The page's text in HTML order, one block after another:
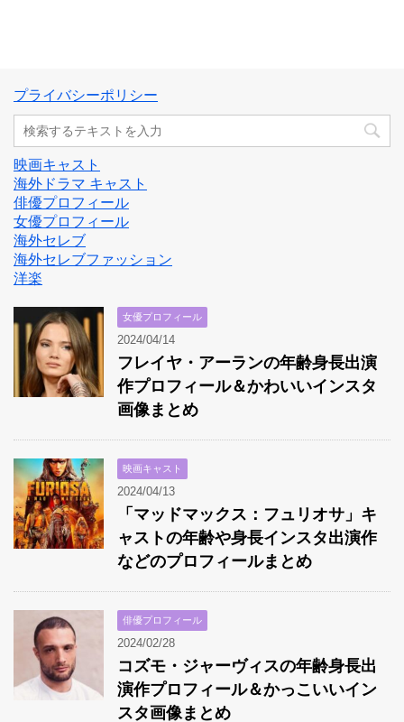
プライバシーポリシー
映画キャスト
海外ドラマ キャスト
俳優プロフィール
女優プロフィール
海外セレブ
海外セレブファッション
洋楽
女優プロフィール
2024/04/14
フレイヤ・アーランの年齢身長出演
作プロフィール＆かわいいインスタ
画像まとめ
映画キャスト
2024/04/13
「マッドマックス：フュリオサ」キ
ャストの年齢や身長インスタ出演作
などのプロフィールまとめ
俳優プロフィール
2024/02/28
コズモ・ジャーヴィスの年齢身長出
演作プロフィール＆かっこいいイン
スタ画像まとめ